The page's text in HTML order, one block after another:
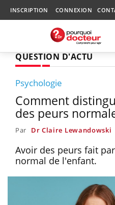
INSCRIPTION CONNEXION
QUESTION D'ACTU
Psychologie
Comment
des peurs
Par Dr Claire Lewandowski
Avoir des peurs fait
normal de l'enfant.